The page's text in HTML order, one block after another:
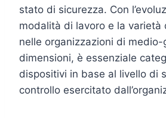
stato di sicurezza. Con
modalità di lavoro e la varietà
nelle organizzazioni di medio-
dimensioni, è essenziale
dispositivi in base al livello di
controllo esercitato